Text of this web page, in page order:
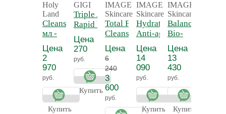
Holy
Land
Cleanser 250
мл -
Очищающее
средство
"Альфа
комплекс"
Цена
2
970
руб.
Купить
GIGI
Triple Acid
Rapid Wipes
1 шт. -
Влажные
очищающие
салфетки
Цена
270
руб.
Купить
IMAGE
Skincare
Total Facial
Cleanser,
177 мл. -
Очищающий
гель с АНА
Цена
6
240
3
600
руб.
IMAGE
Skincare
Hydrating
Anti-aging
Serum -
Увлажняющая
anti-age
сыворотка с
витамином С
Цена
14
090
руб.
Купить
IMAGE
Skincare
Balancing
Bio-
peptide
Crème -
Био-
пептидный
ночной
крем
Цена
13
430
руб.
Купить